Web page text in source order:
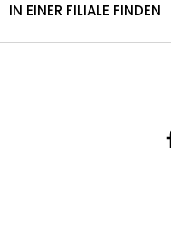
IN EINER FILIALE FINDEN